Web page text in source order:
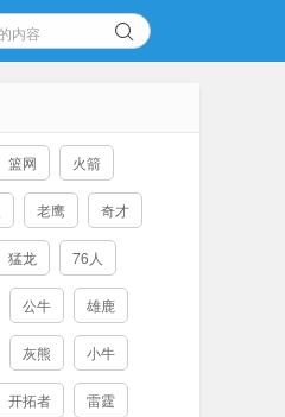
篮网 火箭
老鹰 奇才
猛龙 76人
公牛 雄鹿
灰熊 小牛
开拓者 雷霆